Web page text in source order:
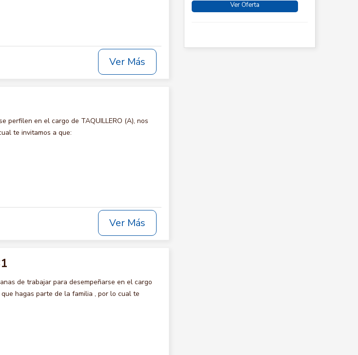
Ver Más
perfilen en el cargo de TAQUILLERO (A), nos
te invitamos a que:
Ver Más
de trabajar para desempeñarse en el cargo
que hagas parte de la familia , por lo cual te
Ver Oferta